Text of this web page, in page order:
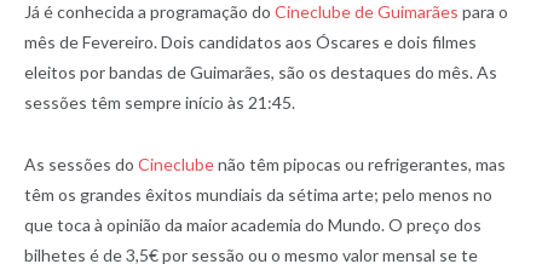
Já é conhecida a programação do Cineclube de Guimarães para o
mês de Fevereiro. Dois candidatos aos Óscares e dois filmes
eleitos por bandas de Guimarães, são os destaques do mês. As
sessões têm sempre início às 21:45.
As sessões do Cineclubenão têm pipocas ou refrigerantes, mas
têm os grandes êxitos mundiais da sétima arte; pelo menos no
que toca à opinião da maior academia do Mundo. O preço dos
bilhetes é de 3,5€ por sessão ou o mesmo valor mensal se te